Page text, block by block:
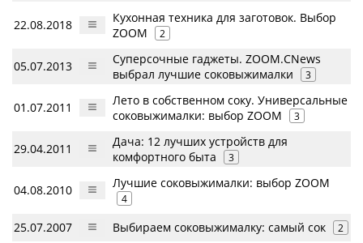
22.08.2018
Кухонная техника для заготовок. Выбор
ZOOM
2
05.07.2013
Суперсочные гаджеты. ZOOM.CNews
выбрал лучшие соковыжималки
3
01.07.2011
Лето в собственном соку. Универсальные
соковыжималки: выбор ZOOM
3
29.04.2011
Дача: 12 лучших устройств для
комфортного быта
3
04.08.2010 Лучшие соковыжималки: выбор ZOOM
4
25.07.2007 Выбираем соковыжималку: самый сок 2